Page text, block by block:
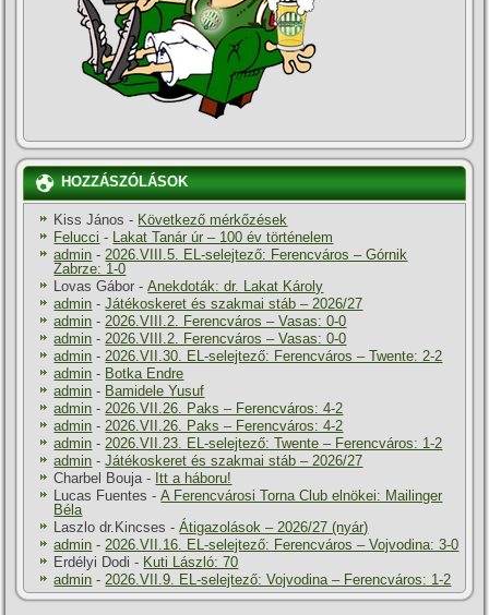
HOZZÁSZÓLÁSOK
Kiss János - Következő mérkőzések
Felucci - Lakat Tanár úr – 100 év történelem
admin -2026.VIII.5. EL-selejtező: Ferencváros – Górnik
Zabrze: 1-0
Lovas Gábor -Anekdoták: dr. Lakat Károly
admin -Játékoskeret és szakmai stáb – 2026/27
admin -2026.VIII.2. Ferencváros – Vasas: 0-0
admin -2026.VIII.2. Ferencváros – Vasas: 0-0
admin -2026.VII.30. EL-selejtező: Ferencváros – Twente: 2-2
admin - Botka Endre
admin - Bamidele Yusuf
admin -2026.VII.26. Paks – Ferencváros: 4-2
admin -2026.VII.26. Paks – Ferencváros: 4-2
admin -2026.VII.23. EL-selejtező: Twente – Ferencváros: 1-2
admin -Játékoskeret és szakmai stáb – 2026/27
Charbel Bouja- Itt a háboru!
Lucas Fuentes -A Ferencvárosi Torna Club elnökei: Mailinger
Béla
Laszlo dr.Kincses -Átigazolások – 2026/27 (nyár)
admin -2026.VII.16. EL-selejtező: Ferencváros – Vojvodina: 3-0
Erdélyi Dodi - Kuti László: 70
admin -2026.VII.9. EL-selejtező: Vojvodina – Ferencváros: 1-2